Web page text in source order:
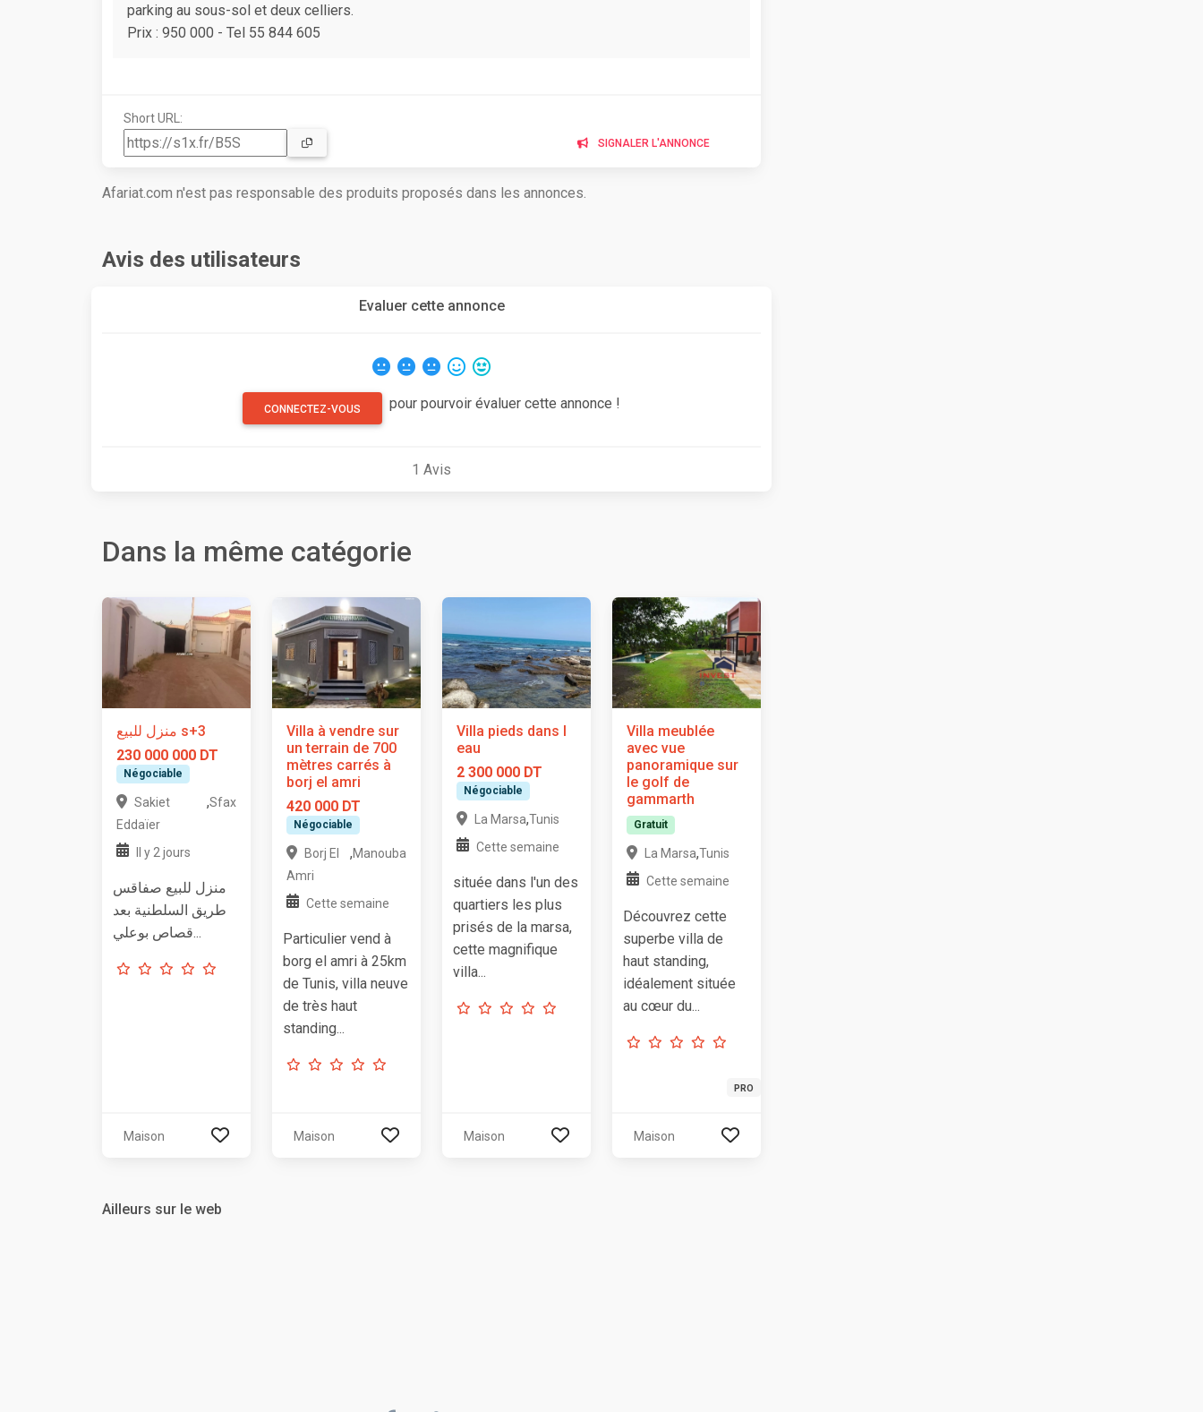
parking au sous-sol et deux celliers.
Prix : 950 000 - Tel 55 844 605
Short URL:
SIGNALER L'ANNONCE
Afariat.com n'est pas responsable des produits proposés dans les annonces.
Avis des utilisateurs
Evaluer cette annonce
CONNECTEZ-VOUS pour pourvoir évaluer cette annonce !
1 Avis
Dans la même catégorie
منزل للبيع s+3
230 000 000 DT
Négociable
Sakiet
Eddaïer
,Sfax
Il y 2 jours
منزل للبيع صفاقس
طريق السلطنية بعد
قصاص بوعلي...
Maison
Villa à vendre sur
un terrain de 700
mètres carrés à
borj el amri
420 000 DT
Négociable
Borj El
Amri
,Manouba
Cette semaine
Particulier vend à
borg el amri à 25km
de Tunis, villa neuve
de très haut
standing...
Maison
Villa pieds dans l
eau
2 300 000 DT
Négociable
La Marsa,Tunis
Cette semaine
située dans l'un des
quartiers les plus
prisés de la marsa,
cette magnifique
villa...
Maison
Villa meublée
avec vue
panoramique sur
le golf de
gammarth
Gratuit
La Marsa,Tunis
Cette semaine
Découvrez cette
superbe villa de
haut standing,
idéalement située
au cœur du...
PRO
Maison
Ailleurs sur le web